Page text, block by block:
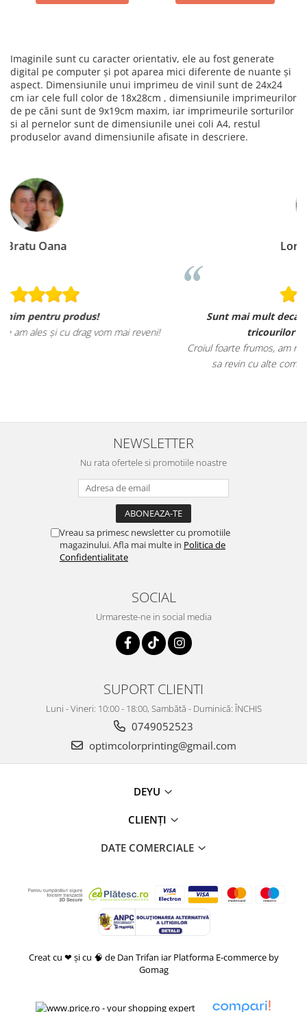
Imaginile sunt cu caracter orientativ, ele au fost generate
digital pe computer și pot aparea mici diferente de nuante și
aspect. Dimensiunile unui imprimeu de vinil sunt de 24x24
cm iar cele full color de 18x28cm , dimensiunile imprimeurilor
de pe căni sunt de 9x19cm maxim, iar imprimeurile sorturilor
si al pernelor sunt de dimensiunile unei coli A4, restul
produselor avand dimensiunile afisate in descriere.
Sunt mai mult decat incantata de ele, materialele
tricourilor sunt foarte calitative,
Croiul foarte frumos, am ramas placut impresionata, abia
sa revin cu alte comenzi si sa incerc si alte produse.
NEWSLETTER
Nu rata ofertele si promotiile noastre
Vreau sa primesc newsletter cu promotiile
magazinului. Afla mai multe in Politica de
Confidentialitate
SOCIAL
Urmareste-ne in social media
SUPORT CLIENTI
Luni - Vineri: 10:00 - 18:00, Sambătă - Duminică: ÎNCHIS
0749052523
optimcolorprinting@gmail.com
DEYU
CLIENȚI
DATE COMERCIALE
Creat cu ❤ și cu 🧠 de Dan Trifan iar Platforma E-commerce by
Gomag